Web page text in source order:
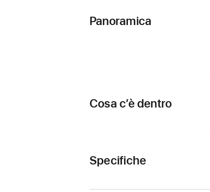
Panoramica
Cosa c’è dentro
Specifiche